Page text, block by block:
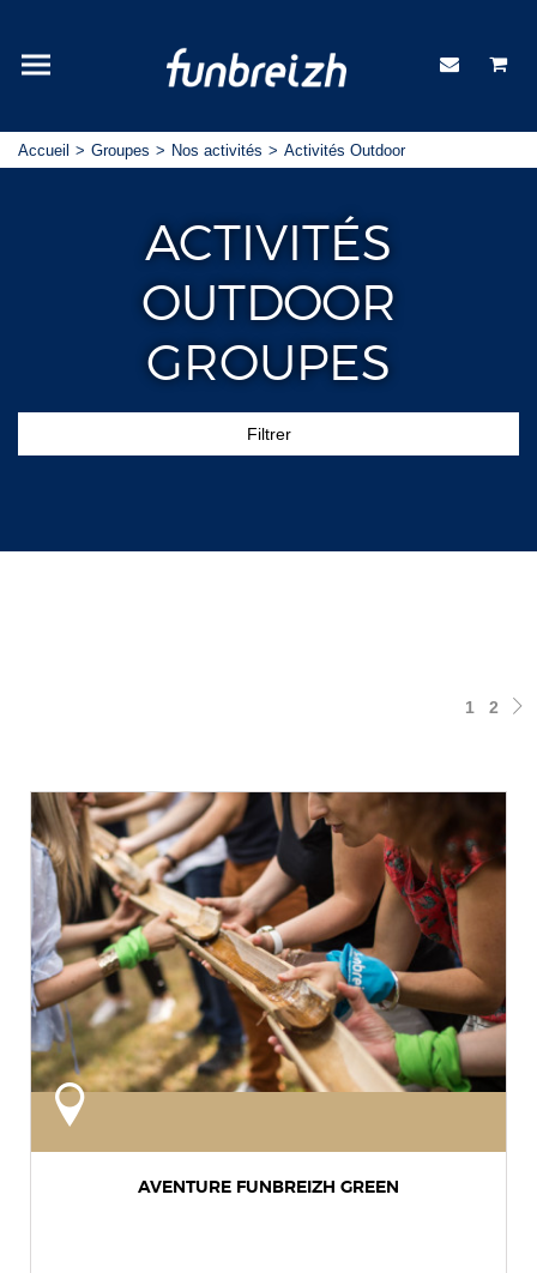
Accueil Groupes Nos activités Activités Outdoor
ACTIVITÉS
OUTDOOR
GROUPES
Filtrer
Changez d'avis
1 2
AVENTURE FUNBREIZH GREEN